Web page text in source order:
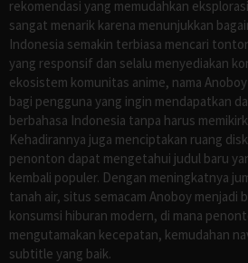
rekomendasi yang memudahkan
sangat menarik karena menunjukkan
Indonesia semakin terbiasa mencari
yang responsif dan selalu menyediakan
ekosistem komunitas anime, nama
bagi pengguna yang ingin mendapatkan
berbahasa Indonesia tanpa harus
Kehadirannya juga menciptakan ruang
penonton dapat mengetahui judul baru
kembali populer. Dengan meningkatnya
tanah air, situs semacam Anoboy menjadi
konsumsi hiburan modern, di mana
mengutamakan kecepatan, kemudahan
subtitle yang baik.